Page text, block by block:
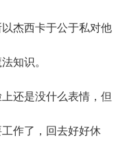
杰西卡于公于私对他
知识。
还是没什么表情，但
作了，回去好好休